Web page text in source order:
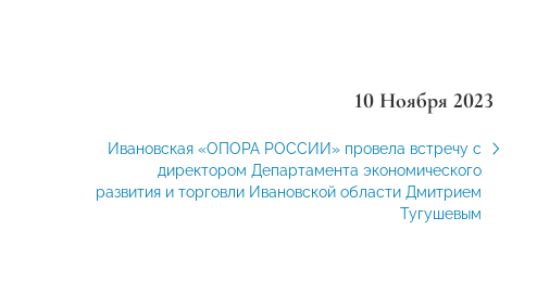
10 Ноября 2023
Ивановская «ОПОРА РОССИИ» провела встречу с
директором Департамента экономического
развития и торговли Ивановской области Дмитрием
Тугушевым